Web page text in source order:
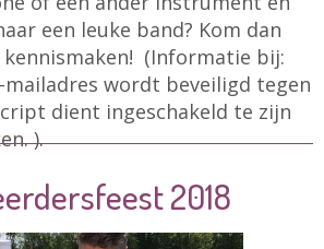
een leuke band? Kom dan
(Informatie bij:
mailadres wordt beveiligd tegen
dient ingeschakeld te zijn
).
2018